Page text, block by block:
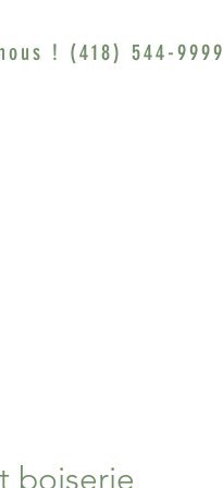
! (418) 544-9999
boiserie